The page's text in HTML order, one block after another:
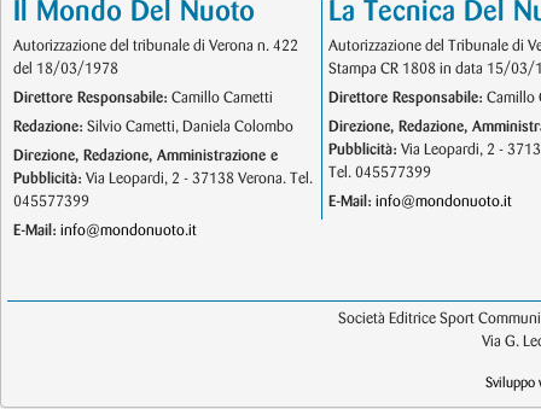
Il Mondo Del Nuoto
Autorizzazione del tribunale di Verona n. 422
del 18/03/1978
Direttore Responsabile: Camillo Cametti
Redazione: Silvio Cametti, Daniela Colombo
Direzione, Redazione, Amministrazione e
Pubblicità: Via Leopardi, 2 - 37138 Verona. Tel.
045577399
E-Mail: info@mondonuoto.it
La Tecnica Del
Autorizzazione del Tribunale di
Stampa CR 1808 in data 15/03/
Direttore Responsabile: Camillo
Direzione, Redazione,
Pubblicità: Via Leopardi, 2 -
Tel. 045577399
E-Mail: info@mondonuoto.it
Società Editrice Sport
Via G.
Sviluppo